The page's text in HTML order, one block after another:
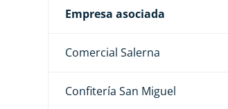
Empresa asociada
Comercial Salerna
Confitería San Miguel